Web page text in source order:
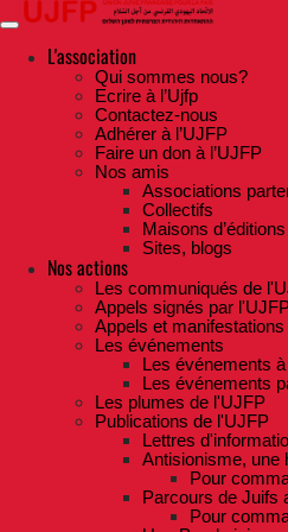
Skip
to
contentL'association
Qui sommes nous?
Ecrire à l’Ujfp
Contactez-nous
Adhérer à l’UJFP
Faire un don à l’UJFP
Nos amis
Associations
Collectifs
Maisons
Sites, blogs
Nos actions
Les communiqués de
Appels signés par
Appels et manifestations
Les événements
Les événements
Les événements
Les plumes de l'UJFP
Publications de l'UJFP
Lettres
Antisionisme, une
Pour
Parcours de Juifs
Pour